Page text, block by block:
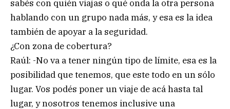
sabés con quién viajas o qué onda la otra persona
hablando con un grupo nada más, y esa es la idea
también de apoyar a la seguridad.
¿Con zona de cobertura?
Raúl: -No va a tener ningún tipo de límite, esa es la
posibilidad que tenemos, que este todo en un sólo
lugar. Vos podés poner un viaje de acá hasta tal
lugar, y nosotros tenemos inclusive una